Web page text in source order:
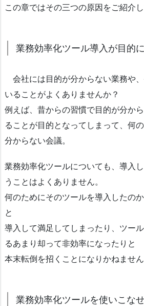
この章ではその三つの原因をご紹介し
業務効率化ツール導入が目的
会社には目的が分からない業務や
いることがよくありませんか？
例えば、昔からの習慣で目的が分か
ることが目的となってしまって、何
分からない会議。
業務効率化ツールについても、導入
うことはよくありません。
何のためにそのツールを導入したの
と
導入して満足してしまったり、ツー
るあまり却って非効率になったりと
本末転倒を招くことになりかねません
業務効率化ツールを使いこな